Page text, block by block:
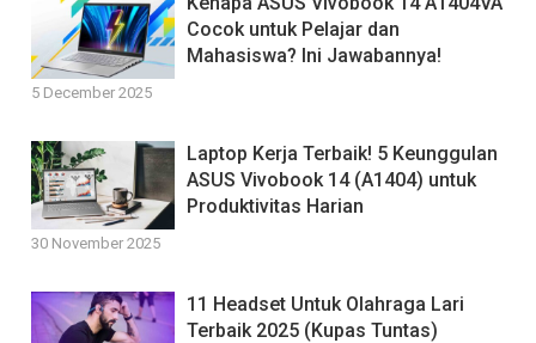
Cocok untuk Pelajar dan
Mahasiswa? Ini Jawabannya!
5 December 2025
Laptop Kerja Terbaik! 5 Keunggulan
ASUS Vivobook 14 (A1404) untuk
Produktivitas Harian
30 November 2025
11 Headset Untuk Olahraga Lari
Terbaik 2025 (Kupas Tuntas)